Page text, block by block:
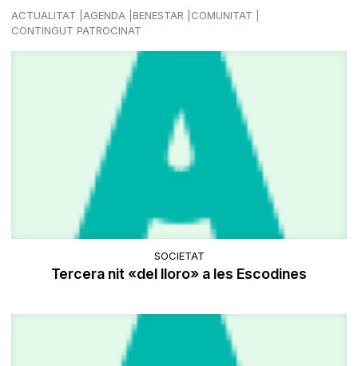
ACTUALITAT AGENDA BENESTAR
COMUNITAT
CONTINGUT PATROCINAT
SOCIETAT
Tercera nit «del lloro» a les Escodines